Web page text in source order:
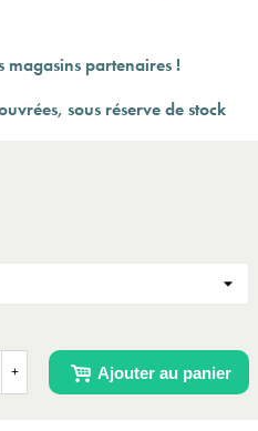
magasins partenaires !
sous réserve de stock
+ Ajouter au panier